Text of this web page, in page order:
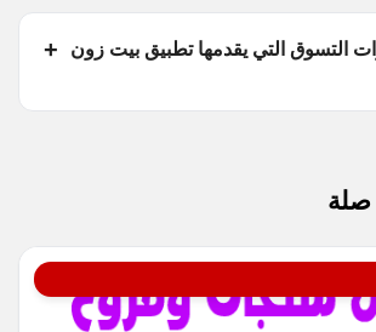
التسوق التي يقدمها تطبيق بيت زون
صلة